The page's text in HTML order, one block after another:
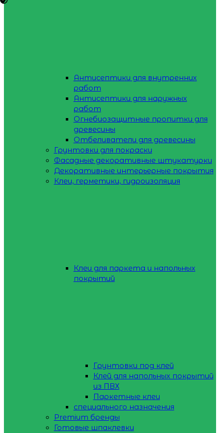
Антисептики для внутренних
работ
Антисептики для наружных
работ
Огнебиозащитные пропитки для
древесины
Отбеливатели для древесины
Грунтовки для покраски
Фасадные декоративные штукатурки
Декоративные интерьерные покрытия
Клеи, герметики, гидроизоляция
Клеи для паркета и напольных
покрытий
Грунтовки под клей
Клей для напольных покрытий
из ПВХ
Паркетные клеи
специального назначения
Premium бренды
Готовые шпаклевки